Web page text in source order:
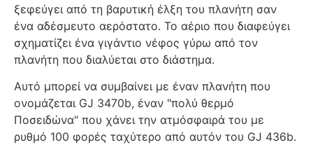
ξεφεύγει από τη βαρυτική έλξη του πλανήτη σαν
ένα αδέσμευτο αερόστατο. Το αέριο που διαφεύγει
σχηματίζει ένα γιγάντιο νέφος γύρω από τον
πλανήτη που διαλύεται στο διάστημα.
Αυτό μπορεί να συμβαίνει με έναν πλανήτη που
ονομάζεται GJ 3470b, έναν "πολύ θερμό
Ποσειδώνα" που χάνει την ατμόσφαιρά του με
ρυθμό 100 φορές ταχύτερο από αυτόν του GJ 436b.